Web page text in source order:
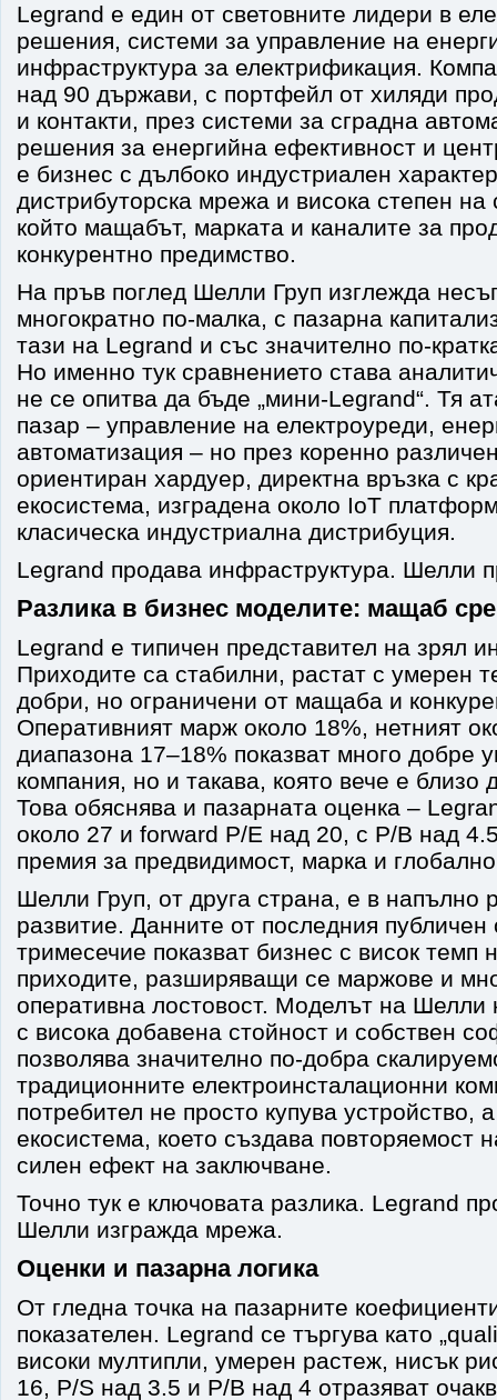
Legrand е един от световните лидери в
решения, системи за управление на
инфраструктура за електрификация.
над 90 държави, с портфейл от хиляди
и контакти, през системи за сградна
решения за енергийна ефективност и
е бизнес с дълбоко индустриален
дистрибуторска мрежа и висока степен на
който мащабът, марката и каналите за
конкурентно предимство.
На пръв поглед Шелли Груп изглежда
многократно по-малка, с пазарна
тази на Legrand и със значително по-
Но именно тук сравнението става
не се опитва да бъде „мини-Legrand“. Тя
пазар – управление на електроуреди,
автоматизация – но през коренно
ориентиран хардуер, директна връзка с
екосистема, изградена около IoT
класическа индустриална дистрибуция.
Legrand продава инфраструктура. Шелли
Разлика в бизнес моделите: мащаб
Legrand е типичен представител на зрял
Приходите са стабилни, растат с умерен
добри, но ограничени от мащаба и
Оперативният марж около 18%, нетният
диапазона 17–18% показват много добре
компания, но и такава, която вече е близо
Това обяснява и пазарната оценка –
около 27 и forward P/E над 20, с P/B над
премия за предвидимост, марка и
Шелли Груп, от друга страна, е в напълно
развитие. Данните от последния публичен
тримесечие показват бизнес с висок темп
приходите, разширяващи се маржове и
оперативна лостовост. Моделът на Шелли
с висока добавена стойност и собствен
позволява значително по-добра
традиционните електроинсталационни
потребител не просто купува устройство,
екосистема, което създава повторяемост
силен ефект на заключване.
Точно тук е ключовата разлика. Legrand
Шелли изгражда мрежа.
Оценки и пазарна логика
От гледна точка на пазарните
показателен. Legrand се търгува като
високи мултипли, умерен растеж, нисък
16, P/S над 3.5 и P/B над 4 отразяват